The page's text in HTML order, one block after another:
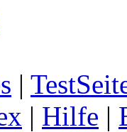
|
| Hilfe |